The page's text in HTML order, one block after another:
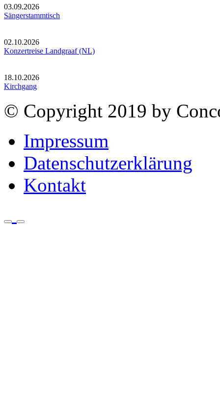
03.09.2026
Sängerstammtisch
02.10.2026
Konzertreise Landgraaf (NL)
18.10.2026
Kirchgang
© Copyright 2019 by
Impressum
Datenschutzerklärung
Kontakt